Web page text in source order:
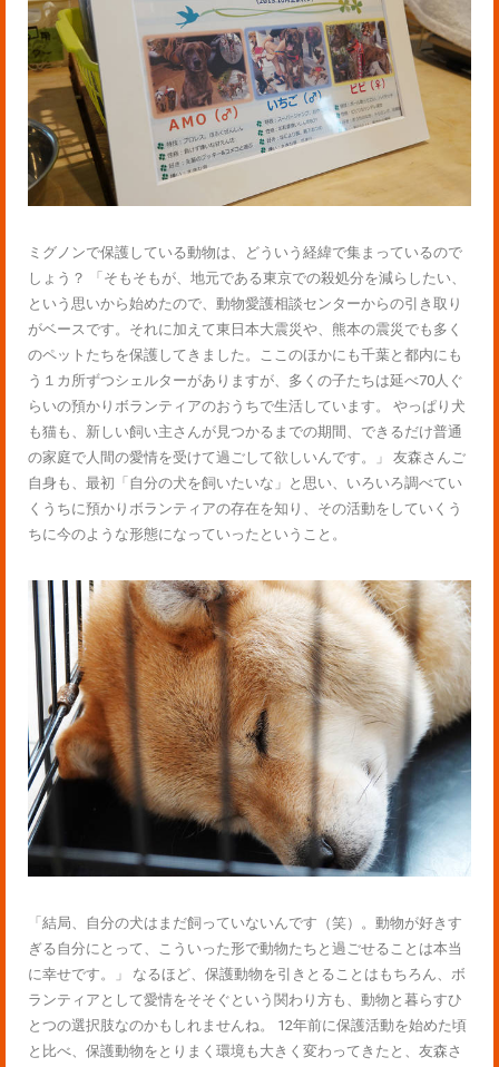
ミグノンで保護している動物は、どういう経緯で集まっているので
しょう？ 「そもそもが、地元である東京での殺処分を減らしたい、
という思いから始めたので、動物愛護相談センターからの引き取り
がベースです。それに加えて東日本大震災や、熊本の震災でも多く
のペットたちを保護してきました。ここのほかにも千葉と都内にも
う１カ所ずつシェルターがありますが、多くの子たちは延べ70人ぐ
らいの預かりボランティアのおうちで生活しています。 やっぱり犬
も猫も、新しい飼い主さんが見つかるまでの期間、できるだけ普通
の家庭で人間の愛情を受けて過ごして欲しいんです。」 友森さんご
自身も、最初「自分の犬を飼いたいな」と思い、いろいろ調べてい
くうちに預かりボランティアの存在を知り、その活動をしていくう
ちに今のような形態になっていったということ。
「結局、自分の犬はまだ飼っていないんです（笑）。動物が好きす
ぎる自分にとって、こういった形で動物たちと過ごせることは本当
に幸せです。」 なるほど、保護動物を引きとることはもちろん、ボ
ランティアとして愛情をそそぐという関わり方も、動物と暮らすひ
とつの選択肢なのかもしれませんね。 12年前に保護活動を始めた頃
と比べ、保護動物をとりまく環境も大きく変わってきたと、友森さ